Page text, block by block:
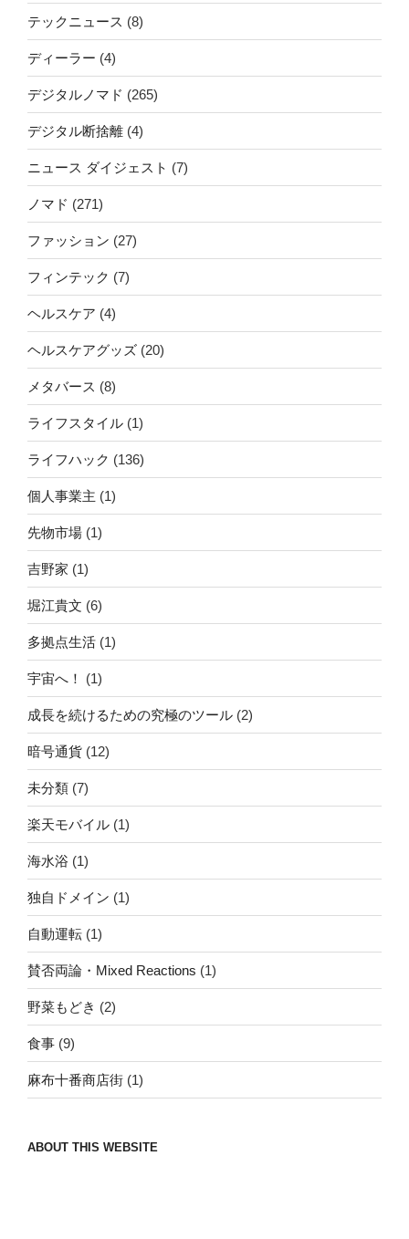
テックニュース (8)
ディーラー (4)
デジタルノマド (265)
デジタル断捨離 (4)
ニュース ダイジェスト (7)
ノマド (271)
ファッション (27)
フィンテック (7)
ヘルスケア (4)
ヘルスケアグッズ (20)
メタバース (8)
ライフスタイル (1)
ライフハック (136)
個人事業主 (1)
先物市場 (1)
吉野家 (1)
堀江貴文 (6)
多拠点生活 (1)
宇宙へ！ (1)
成長を続けるための究極のツール (2)
暗号通貨 (12)
未分類 (7)
楽天モバイル (1)
海水浴 (1)
独自ドメイン (1)
自動運転 (1)
賛否両論・Mixed Reactions (1)
野菜もどき (2)
食事 (9)
麻布十番商店街 (1)
ABOUT THIS WEBSITE